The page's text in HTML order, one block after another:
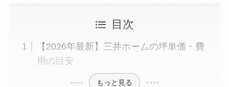
目次
【2026年最新】三井ホームの坪単価・費
用の目安
もっと見る